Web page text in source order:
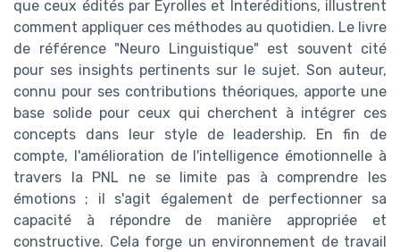
que ceux édités par Eyrolles et Interéditions, illustrent
comment appliquer ces méthodes au quotidien. Le livre
de référence "Neuro Linguistique" est souvent cité
pour ses insights pertinents sur le sujet. Son auteur,
connu pour ses contributions théoriques, apporte une
base solide pour ceux qui cherchent à intégrer ces
concepts dans leur style de leadership. En fin de
compte, l'amélioration de l'intelligence émotionnelle à
travers la PNL ne se limite pas à comprendre les
émotions ; il s'agit également de perfectionner sa
capacité à répondre de manière appropriée et
constructive. Cela forge un environnement de travail